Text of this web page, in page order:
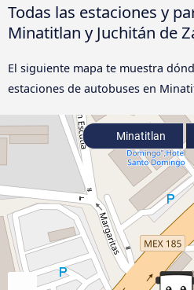
Todas las estaciones y
Minatitlan y Juchitán de
El siguiente mapa te muestra
estaciones de autobuses en
Minatitlan